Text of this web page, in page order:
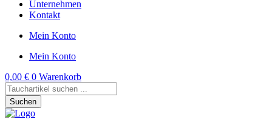
Unternehmen
Kontakt
Mein Konto
Mein Konto
0,00 € 0 Warenkorb
Products
search
Suchen